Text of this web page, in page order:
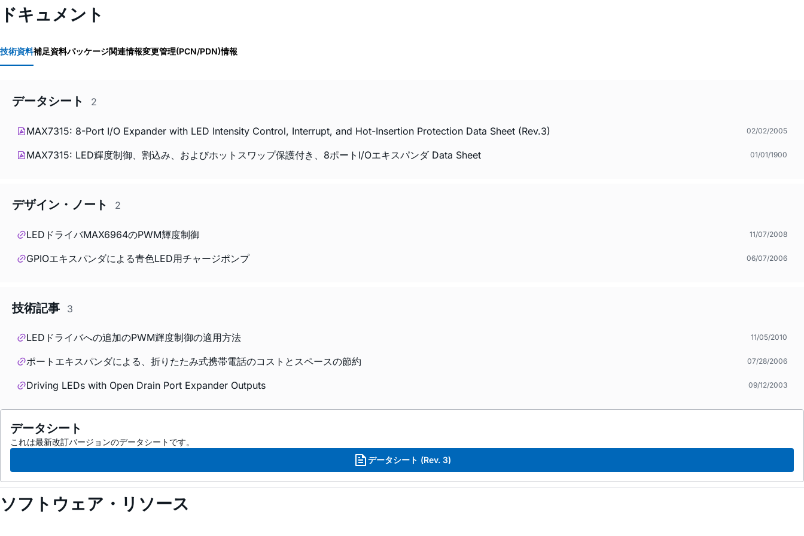
ドキュメント
技術資料補足資料パッケージ関連情報変更管理(PCN/PDN)情報
データシート 2
MAX7315: 8-Port I/O Expander with LED Intensity Control, Interrupt, and Hot-Insertion Protection Data Sheet (Rev.3) 02/02/2005
MAX7315: LED輝度制御、割込み、およびホットスワップ保護付き、8ポートI/Oエキスパンダ Data Sheet 01/01/1900
デザイン・ノート 2
LEDドライバMAX6964のPWM輝度制御 11/07/2008
GPIOエキスパンダによる青色LED用チャージポンプ 06/07/2006
技術記事 3
LEDドライバへの追加のPWM輝度制御の適用方法 11/05/2010
ポートエキスパンダによる、折りたたみ式携帯電話のコストとスペースの節約 07/28/2006
Driving LEDs with Open Drain Port Expander Outputs 09/12/2003
データシート
これは最新改訂バージョンのデータシートです。
データシート (Rev. 3)
ソフトウェア・リソース